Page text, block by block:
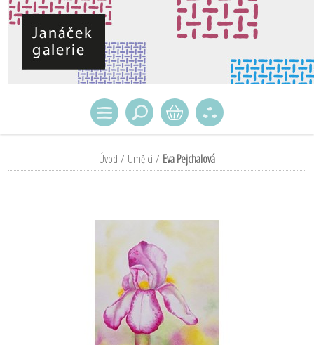
Úvod / Umělci / Eva Pejchalová